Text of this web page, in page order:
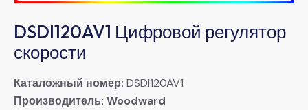
DSDI120AV1 Цифровой регулятор
скорости
​Каталожный номер:​ ​ DSDI120AV1
​Производитель:​ ​Woodward​